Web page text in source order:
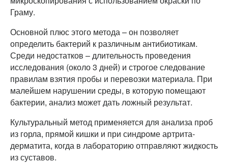
Граму.
Основной плюс этого метода – он позволяет
определить бактерий к различным антибиотикам.
Среди недостатков – длительность проведения
исследования (около 3 дней) и строгое следование
правилам взятия пробы и перевозки материала. При
малейшем нарушении среды, в которую помещают
бактерии, анализ может дать ложный результат.
Культуральный метод применяется для анализа проб
из горла, прямой кишки и при синдроме артрита-
дерматита, когда в лабораторию отправляют жидкость
из суставов.